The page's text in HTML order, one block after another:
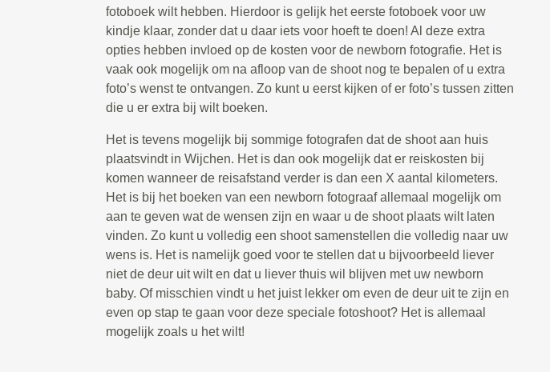
fotoboek wilt hebben. Hierdoor is gelijk het eerste fotoboek voor uw
kindje klaar, zonder dat u daar iets voor hoeft te doen! Al deze extra
opties hebben invloed op de kosten voor de newborn fotografie. Het is
vaak ook mogelijk om na afloop van de shoot nog te bepalen of u extra
foto’s wenst te ontvangen. Zo kunt u eerst kijken of er foto’s tussen zitten
die u er extra bij wilt boeken.
Het is tevens mogelijk bij sommige fotografen dat de shoot aan huis
plaatsvindt in Wijchen. Het is dan ook mogelijk dat er reiskosten bij
komen wanneer de reisafstand verder is dan een X aantal kilometers.
Het is bij het boeken van een newborn fotograaf allemaal mogelijk om
aan te geven wat de wensen zijn en waar u de shoot plaats wilt laten
vinden. Zo kunt u volledig een shoot samenstellen die volledig naar uw
wens is. Het is namelijk goed voor te stellen dat u bijvoorbeeld liever
niet de deur uit wilt en dat u liever thuis wil blijven met uw newborn
baby. Of misschien vindt u het juist lekker om even de deur uit te zijn en
even op stap te gaan voor deze speciale fotoshoot? Het is allemaal
mogelijk zoals u het wilt!